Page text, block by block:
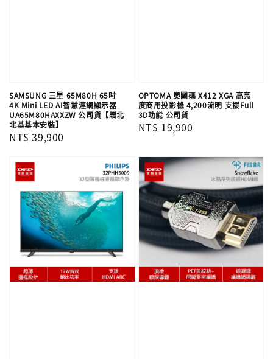
SAMSUNG 三星 65M80H 65吋
4K Mini LED AI智慧連網顯示器
UA65M80HAXXZW 公司貨【贈北
北基基本安裝】
Regular
NT$ 39,900
OPTOMA 奧圖碼 X412 XGA 高亮
度商用投影機 4,200流明 支援Full
3D功能 公司貨
Regular
NT$ 19,900